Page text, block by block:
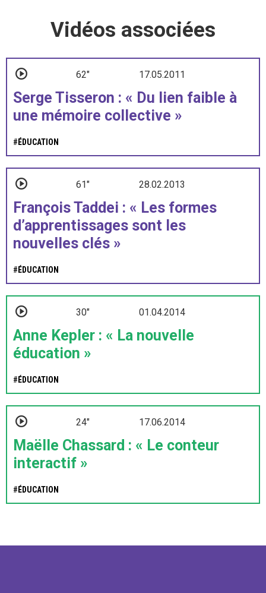
Vidéos associées
62" 17.05.2011
Serge Tisseron : « Du lien faible à
une mémoire collective »
# ÉDUCATION
61" 28.02.2013
François Taddei : « Les formes
d’apprentissages sont les
nouvelles clés »
# ÉDUCATION
30" 01.04.2014
Anne Kepler : « La nouvelle
éducation »
# ÉDUCATION
24" 17.06.2014
Maëlle Chassard : « Le conteur
interactif »
# ÉDUCATION